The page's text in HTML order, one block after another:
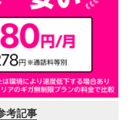
考記事